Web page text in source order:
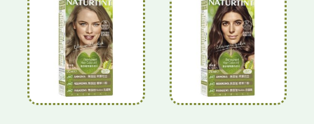
價
格：
NT$425。
價
格：
NT$360。
價
格：
NT$425。
價
格：